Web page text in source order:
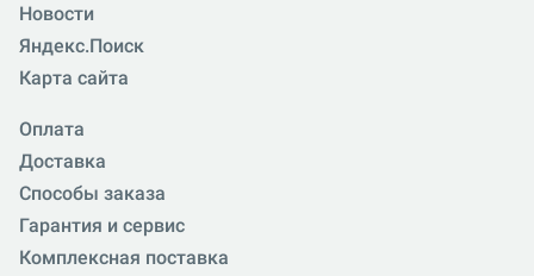
Новости
Яндекс.Поиск
Карта сайта
Оплата
Доставка
Способы заказа
Гарантия и сервис
Комплексная поставка